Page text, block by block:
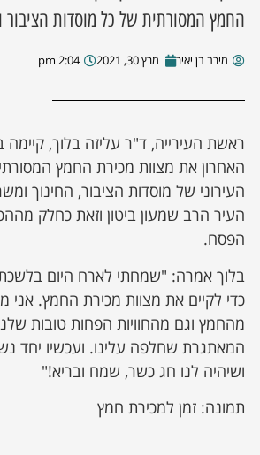
מקומית
החמץ המסורתית של כל מוסדות הציבור
מירב בן יאיר מרץ 30, 2021 2:04 pm
ראשת העירייה, ד"ר עליזה בלוך,
האחרון את מצוות מכירת החמץ
העירוני של מוסדות הציבור, החינוך
העיר הרב שמעון ביטון וזאת כחלק
הפסח.
בלוך אמרה: "שמחתי לארח היום
כדי לקיים את מצוות מכירת החמץ. אני
מהחמץ וגם מהחוויות הפחות טובות
המאתגרת שחלפה עלינו. ועכשיו יחד
ושיהיה לנו חג כשר, שמח ובריא!"
תמונה: זמן למכירת חמץ